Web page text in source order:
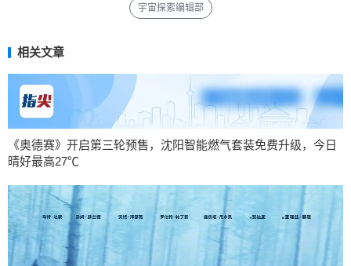
宇宙探索编辑部
相关文章
《奥德赛》开启第三轮预售，沈阳智能燃气套装免费升级，今日
晴好最高27℃